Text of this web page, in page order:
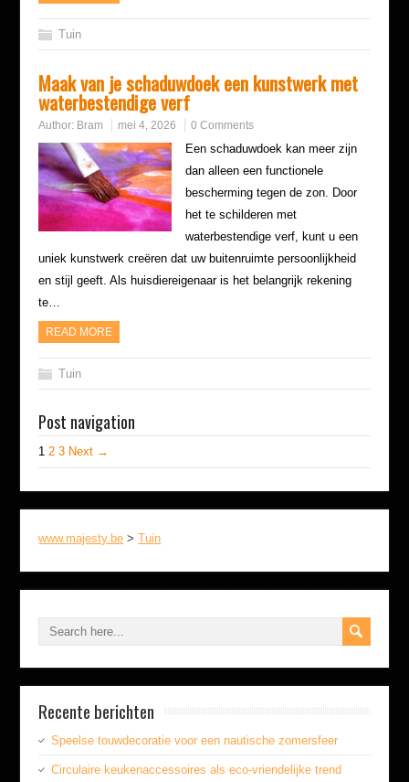
Tuin
Maak van je schaduwdoek een kunstwerk met
waterbestendige verf
Author: Bram mei 4, 2026 0 Comments
Een schaduwdoek kan meer zijn
dan alleen een functionele
bescherming tegen de zon. Door
het te schilderen met
waterbestendige verf, kunt u een
uniek kunstwerk creëren dat uw buitenruimte persoonlijkheid
en stijl geeft. Als huisdiereigenaar is het belangrijk rekening
te…
READ MORE
Tuin
Post navigation
1 2 3 Next →
www.majesty.be >Tuin
Recente berichten
Speelse touwdecoratie voor een nautische zomersfeer
Circulaire keukenaccessoires als eco-vriendelijke trend